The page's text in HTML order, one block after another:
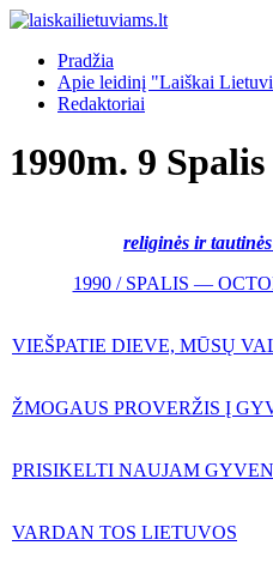
Pradžia
Apie leidinį "Laiškai
Redaktoriai
1990m. 9 Spalis
religinės ir
1990 / SPALIS —
VIEŠPATIE DIEVE, MŪSŲ
ŽMOGAUS PROVERŽIS Į
PRISIKELTI NAUJAM
VARDAN TOS LIETUVOS